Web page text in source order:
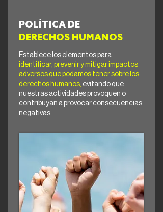
POLÍTICA DE
DERECHOS HUMANOS
Establece los elementos para
identificar, prevenir y mitigar impactos
adversos que podamos tener sobre los
derechos humanos, evitando que
nuestras actividades provoquen o
contribuyan a provocar consecuencias
negativas.